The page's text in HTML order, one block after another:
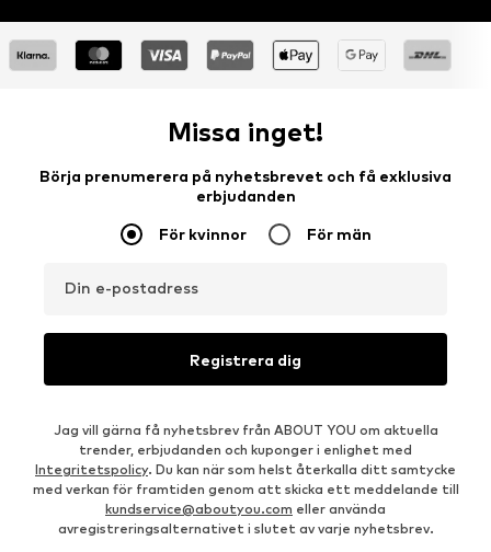
Missa inget!
Börja prenumerera på nyhetsbrevet och få exklusiva
erbjudanden
För kvinnor För män
Din e-postadress
Registrera dig
Jag vill gärna få nyhetsbrev från ABOUT YOU om aktuella
trender, erbjudanden och kuponger i enlighet med
Integritetspolicy. Du kan när som helst återkalla ditt samtycke
med verkan för framtiden genom att skicka ett meddelande till
kundservice@aboutyou.com eller använda
avregistreringsalternativet i slutet av varje nyhetsbrev.